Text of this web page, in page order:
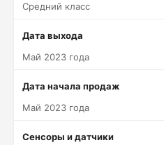
Средний класс
Дата выхода
Май 2023 года
Дата начала продаж
Май 2023 года
Сенсоры и датчики